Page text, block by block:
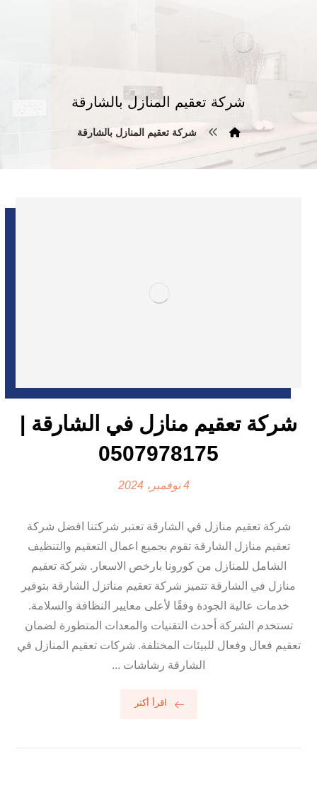
شركة تعقيم المنازل بالشارقة
شركة تعقيم المنازل بالشارقة
شركة تعقيم منازل في الشارقة |
0507978175
4 نوفمبر، 2024
شركة تعقيم منازل في الشارقة تعتبر شركتنا افضل شركة
تعقيم منازل الشارقة تقوم بجميع اعمال التعقيم والتنظيف
الشامل للمنازل من كورونا بارخص الاسعار. شركة تعقيم
منازل في الشارقة تتميز شركة تعقيم مناتزل الشارقة بتوفير
خدمات عالية الجودة وفقًا لأعلى معايير النظافة والسلامة.
تستخدم الشركة أحدث التقنيات والمعدات المتطورة لضمان
تعقيم فعال وفعال للبيئات المختلفة. شركات تعقيم المنازل في
الشارقة رشاشات ...
اقرأ أكثر